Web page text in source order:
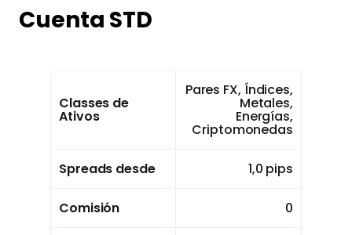
Cuenta STD
Classes de
Ativos
Pares FX, Índices,
Metales,
Energías,
Criptomonedas
Spreads desde 1,0 pips
Comisión 0